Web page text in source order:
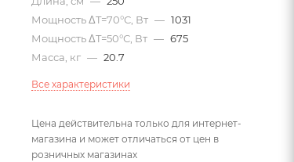
Мощность ΔT=70°С, Вт — 1031
Мощность ΔT=50°С, Вт — 675
Масса, кг — 20.7
Все характеристики
Цена действительна только для интернет-
магазина и может отличаться от цен в
розничных магазинах